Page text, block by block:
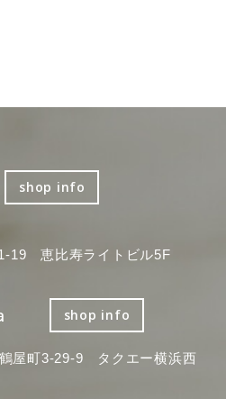
shop info
19 恵比寿ライトビル5F
shop info
屋町3-29-9 タクエー横浜西